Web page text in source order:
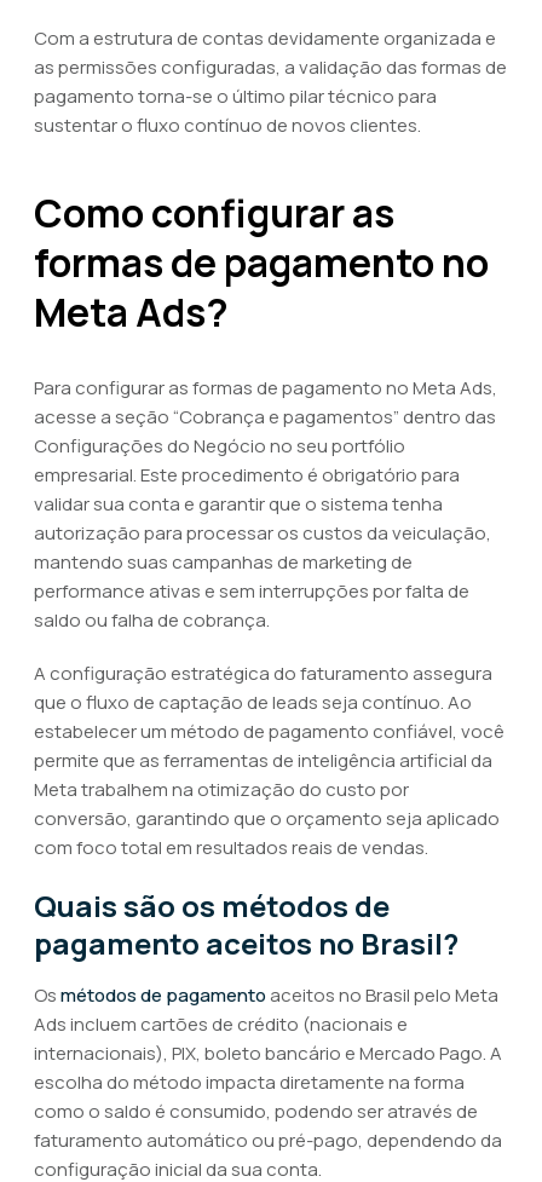
Com a estrutura de contas devidamente organizada e
as permissões configuradas, a validação das formas de
pagamento torna-se o último pilar técnico para
sustentar o fluxo contínuo de novos clientes.
Como configurar as
formas de pagamento no
Meta Ads?
Para configurar as formas de pagamento no Meta Ads,
acesse a seção “Cobrança e pagamentos” dentro das
Configurações do Negócio no seu portfólio
empresarial. Este procedimento é obrigatório para
validar sua conta e garantir que o sistema tenha
autorização para processar os custos da veiculação,
mantendo suas campanhas de marketing de
performance ativas e sem interrupções por falta de
saldo ou falha de cobrança.
A configuração estratégica do faturamento assegura
que o fluxo de captação de leads seja contínuo. Ao
estabelecer um método de pagamento confiável, você
permite que as ferramentas de inteligência artificial da
Meta trabalhem na otimização do custo por
conversão, garantindo que o orçamento seja aplicado
com foco total em resultados reais de vendas.
Quais são os métodos de
pagamento aceitos no Brasil?
Osmétodos de pagamento aceitos no Brasil pelo Meta
Ads incluem cartões de crédito (nacionais e
internacionais), PIX, boleto bancário e Mercado Pago. A
escolha do método impacta diretamente na forma
como o saldo é consumido, podendo ser através de
faturamento automático ou pré-pago, dependendo da
configuração inicial da sua conta.